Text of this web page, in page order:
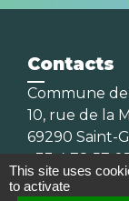
Contacts
Commune de
10, rue de la
69290 Saint-
+33 4 78 57
Contact par
This site uses
to activate